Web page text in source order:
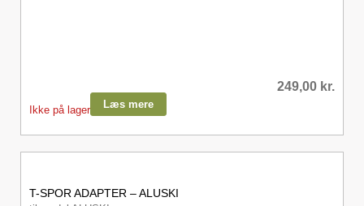
249,00 kr.
Ikke på lager Læs mere
T-SPOR ADAPTER – ALUSKI